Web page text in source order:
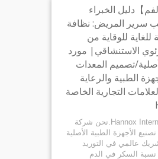
】دليل الخبراء
سرير المريض: نظافة
للغاية للوقاية من
الاستنشاقي| مورد
تصميم المعدات
الطبية والرعاية
التجارية الخاصة
Hannox International Corp.نحن شركة
الأجهزة الطبية الأصلية
عالمي في التوريد
نسبة السكر في الدم